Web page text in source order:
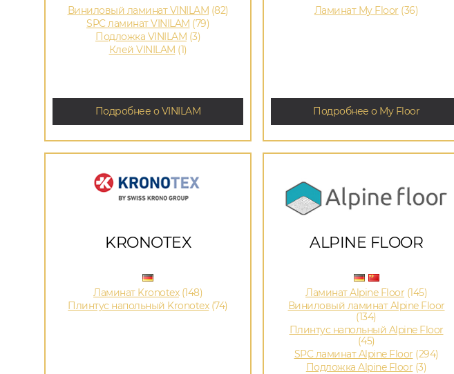
Виниловый ламинат VINILAM (82)
SPC ламинат VINILAM (79)
Подложка VINILAM (3)
Клей VINILAM (1)
Подробнее о VINILAM
Ламинат My Floor (36)
Подробнее о My Floor
KRONOTEX
Ламинат Kronotex(148)
Плинтус напольный Kronotex(74)
ALPINE FLOOR
Ламинат Alpine Floor (145)
Виниловый ламинат Alpine Floor
(134)
Плинтус напольный Alpine Floor
(45)
SPC ламинат Alpine Floor (294)
Подложка Alpine Floor (3)